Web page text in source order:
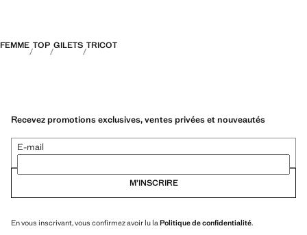
FEMME TOP GILETS TRICOT
Recevez promotions exclusives, ventes privées et nouveautés
E-mail
M’INSCRIRE
En vous inscrivant, vous confirmez avoir lu la Politique de confidentialité.